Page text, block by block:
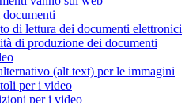
di lettura dei documenti elettronici
di produzione dei documenti
(alt text) per le immagini
per i video
per i video